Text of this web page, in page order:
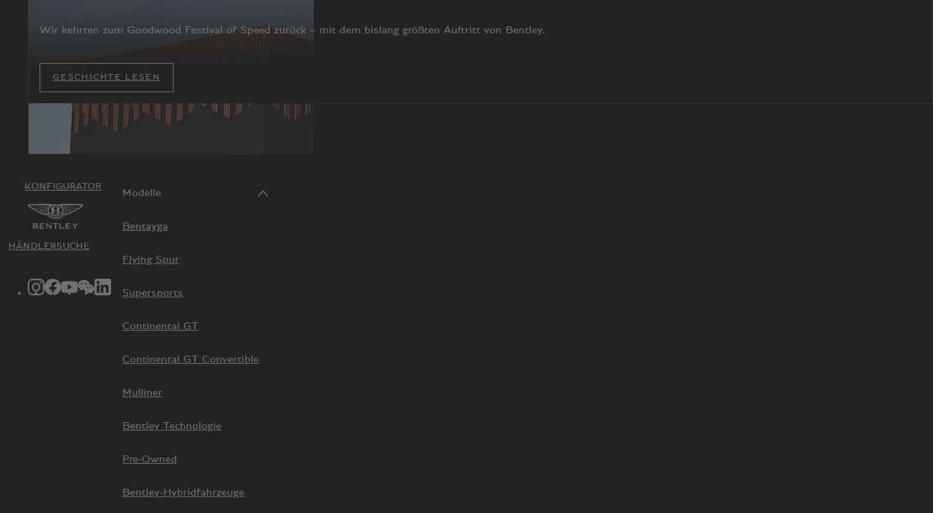
Wir kehrten zum Goodwood Festival of Speed zurück – mit dem bislang größten Auftritt von Bentley.
GESCHICHTE LESEN
KONFIGURATOR
HÄNDLERSUCHE
INSTAGRAM-LOGO"
FACEBOOK-LOGO"
YOUTUBE-LOGO"
WECHAT-LOGO"
Modelle
Bentayga
Flying Spur
Supersports
Continental GT
Continental GT Convertible
Mulliner
Bentley Technologie
Pre-Owned
Bentley-Hybridfahrzeuge